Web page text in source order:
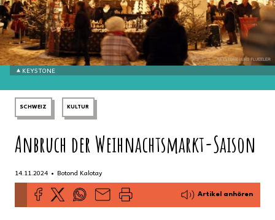
KEYSTONE
SCHWEIZ KULTUR
Anbruch der Weihnachtsmarkt-Saison
14.11.2024 • Botond Kalotay
Artikel anhören